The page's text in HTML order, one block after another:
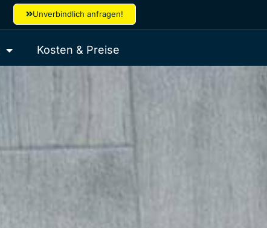
Unverbindlich anfragen!
Kosten & Preise